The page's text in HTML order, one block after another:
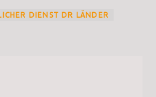
DIENST DR LÄNDER